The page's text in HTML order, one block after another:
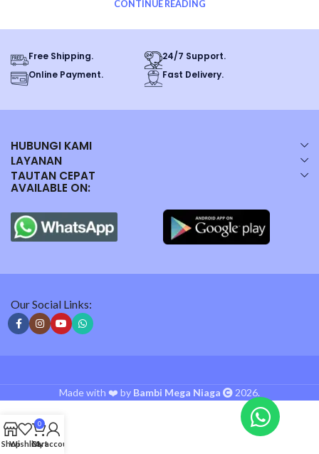
CONTINUE READING
Free Shipping.
24/7 Support.
Online Payment.
Fast Delivery.
HUBUNGI KAMI
LAYANAN
TAUTAN CEPAT
AVAILABLE ON:
Our Social Links:
Made with ❤️ by Bambi Mega Niaga 2026.
ShopWishlist
0
Cart
My account